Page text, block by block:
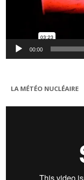
00:00
LA MÉTÉO NUCLÉAIRE
Lecteur